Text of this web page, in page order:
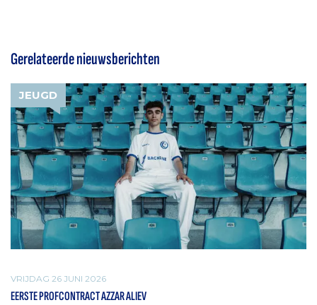
Gerelateerde nieuwsberichten
JEUGD
VRIJDAG 26 JUNI 2026
EERSTE PROFCONTRACT AZZAR ALIEV